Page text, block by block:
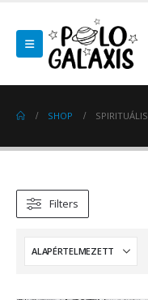
SHOP SPIRITUÁLIS
Filters